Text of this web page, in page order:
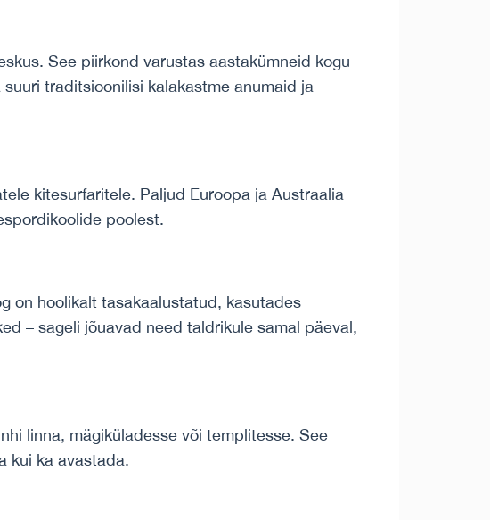
See piirkond varustas aastakümneid kogu
traditsioonilisi kalakastme anumaid ja
kitesurfaritele. Paljud Euroopa ja Austraalia
poolest.
on hoolikalt tasakaalustatud, kasutades
– sageli jõuavad need taldrikule samal päeval,
linna, mägiküladesse või templitesse. See
kui ka avastada.